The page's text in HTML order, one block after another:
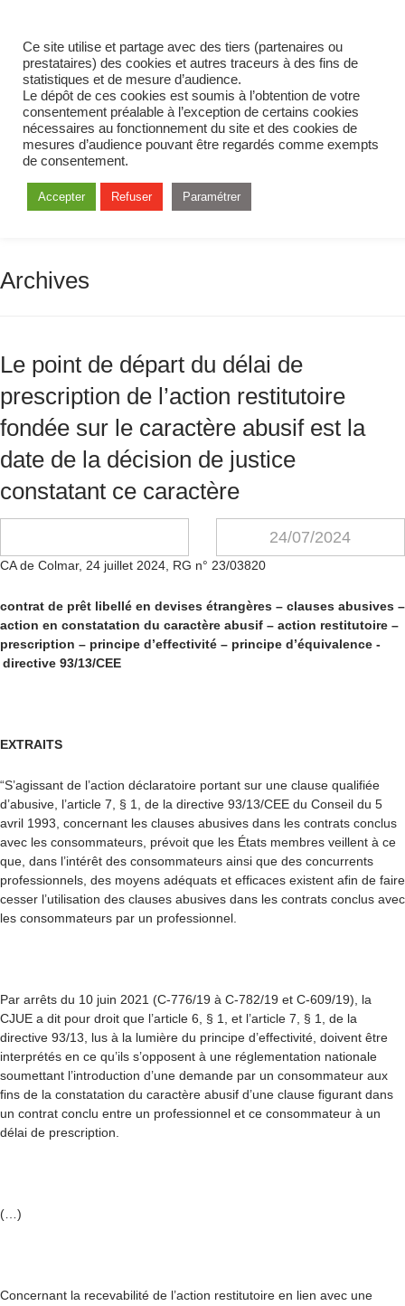
Archives
Le point de départ du délai de
prescription de l’action restitutoire
fondée sur le caractère abusif est la
date de la décision de justice
constatant ce caractère
24/07/2024
CA de Colmar, 24 juillet 2024, RG n° 23/03820
contrat de prêt libellé en devises étrangères – clauses abusives –
action en constatation du caractère abusif – action restitutoire –
prescription – principe d’effectivité – principe d’équivalence -
directive 93/13/CEE
EXTRAITS
“S’agissant de l’action déclaratoire portant sur une clause qualifiée
d’abusive, l’article 7, § 1, de la directive 93/13/CEE du Conseil du 5
avril 1993, concernant les clauses abusives dans les contrats conclus
avec les consommateurs, prévoit que les États membres veillent à ce
que, dans l’intérêt des consommateurs ainsi que des concurrents
professionnels, des moyens adéquats et efficaces existent afin de faire
cesser l’utilisation des clauses abusives dans les contrats conclus avec
les consommateurs par un professionnel.
Par arrêts du 10 juin 2021 (C-776/19 à C-782/19 et C-609/19), la
CJUE a dit pour droit que l’article 6, § 1, et l’article 7, § 1, de la
directive 93/13, lus à la lumière du principe d’effectivité, doivent être
interprétés en ce qu’ils s’opposent à une réglementation nationale
soumettant l’introduction d’une demande par un consommateur aux
fins de la constatation du caractère abusif d’une clause figurant dans
un contrat conclu entre un professionnel et ce consommateur à un
délai de prescription.
(…)
Concernant la recevabilité de l’action restitutoire en lien avec une
Ce site utilise et partage avec des tiers (partenaires ou
prestataires) des cookies et autres traceurs à des fins de
statistiques et de mesure d’audience.
Le dépôt de ces cookies est soumis à l’obtention de votre
consentement préalable à l’exception de certains cookies
nécessaires au fonctionnement du site et des cookies de
mesures d’audience pouvant être regardés comme exempts
de consentement.
Accepter Refuser Paramétrer